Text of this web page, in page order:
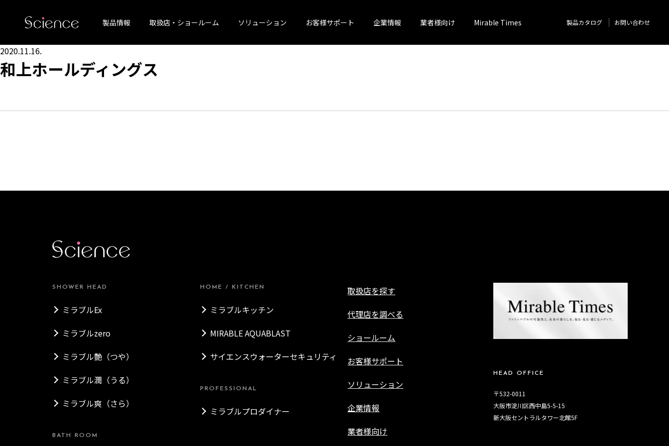
製品情報 取扱店・ショールーム ソリューション お客様サポート 企業情報 業者様向け Mirable Times 製品カタログ お問い合わせ
2020.11.16.
和上ホールディングス
SHOWER HEAD
ミラブルEx
ミラブルzero
ミラブル艶（つや）
ミラブル潤（うる）
ミラブル爽（さら）
BATH ROOM
HOME / KITCHEN
ミラブルキッチン
MIRABLE AQUABLAST
サイエンスウォーターセキュリティ
PROFESSIONAL
ミラブルプロダイナー
取扱店を探す
代理店を調べる
ショールーム
お客様サポート
ソリューション
企業情報
業者様向け
HEAD OFFICE
〒532-0011
大阪市淀川区西中島5-5-15
新大阪セントラルタワー北館5F